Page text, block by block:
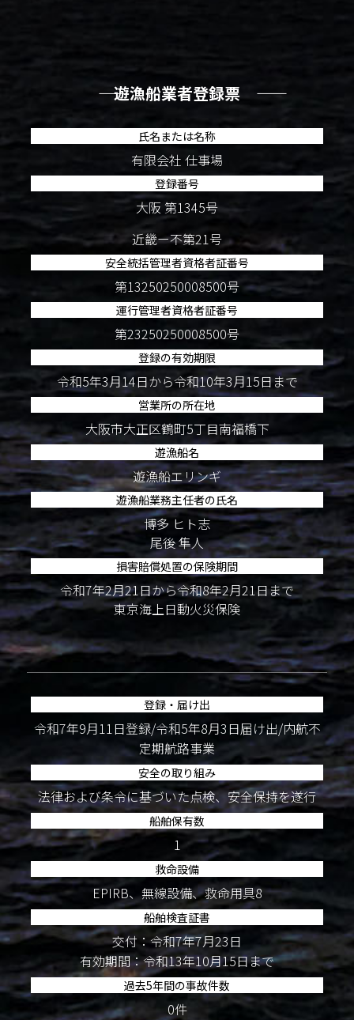
―― 遊漁船業者登録票 ――
氏名または名称
有限会社 仕事場
登録番号
大阪 第1345号
近畿ー不第21号
安全統括管理者資格者証番号
第13250250008500号
運行管理者資格者証番号
第23250250008500号
登録の有効期限
令和5年3月14日から令和10年3月15日まで
営業所の所在地
大阪市大正区鶴町5丁目南福橋下
遊漁船名
遊漁船エリンギ
遊漁船業務主任者の氏名
博多 ヒト志
尾後 隼人
損害賠償処置の保険期間
令和7年2月21日から令和8年2月21日まで
東京海上日動火災保険
登録・届け出
令和7年9月11日登録/令和5年8月3日届け出/内航不
定期航路事業
安全の取り組み
法律および条令に基づいた点検、安全保持を遂行
船舶保有数
1
救命設備
EPIRB、無線設備、救命用具8
船舶検査証書
交付：令和7年7月23日
有効期間：令和13年10月15日まで
過去5年間の事故件数
0件